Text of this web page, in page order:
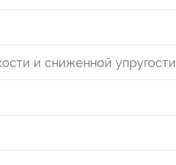
и сниженной упругости